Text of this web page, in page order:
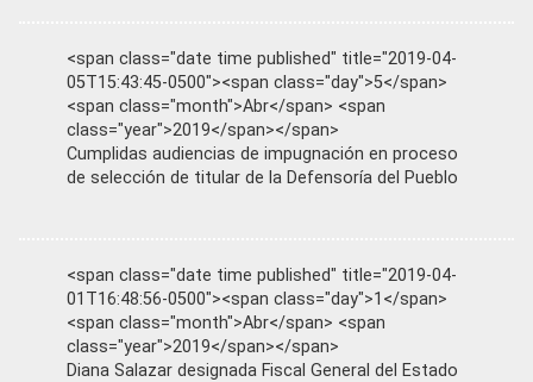
<span class="date time published" title="2019-04-
05T15:43:45-0500"><span class="day">5</span>
<span class="month">Abr</span> <span
class="year">2019</span></span>
Cumplidas audiencias de impugnación en proceso
de selección de titular de la Defensoría del Pueblo
<span class="date time published" title="2019-04-
01T16:48:56-0500"><span class="day">1</span>
<span class="month">Abr</span> <span
class="year">2019</span></span>
Diana Salazar designada Fiscal General del Estado